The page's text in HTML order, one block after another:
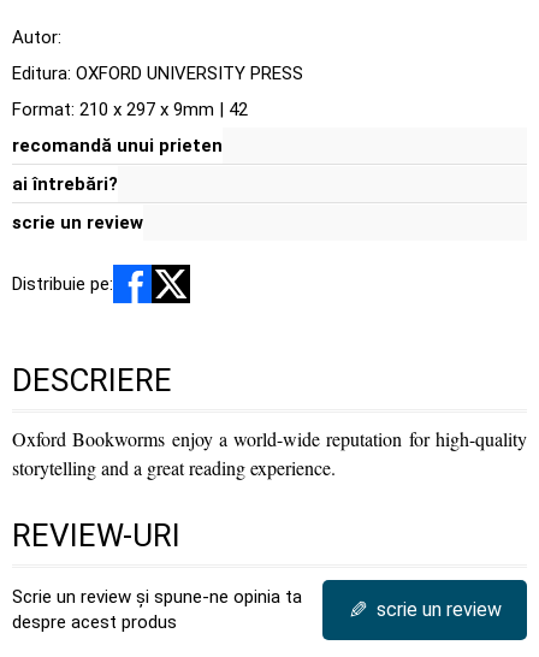
Autor:
Editura: OXFORD UNIVERSITY PRESS
Format: 210 x 297 x 9mm | 42
recomandă unui prieten
ai întrebări?
scrie un review
Distribuie pe:
DESCRIERE
Oxford Bookworms enjoy a world-wide reputation for high-quality
storytelling and a great reading experience.
REVIEW-URI
Scrie un review și spune-ne opinia ta
despre acest produs
✎ scrie un review